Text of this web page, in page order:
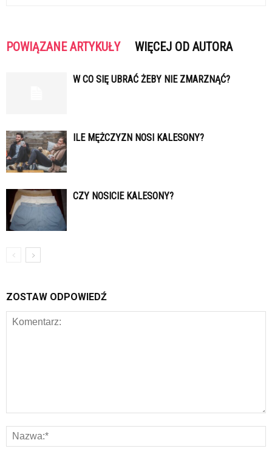
POWIĄZANE ARTYKUŁY WIĘCEJ OD AUTORA
W CO SIĘ UBRAĆ ŻEBY NIE ZMARZNĄĆ?
ILE MĘŻCZYZN NOSI KALESONY?
CZY NOSICIE KALESONY?
ZOSTAW ODPOWIEDŹ